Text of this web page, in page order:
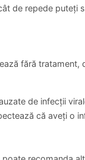
de repede puteți
fără tratament,
de infecții
că aveți o